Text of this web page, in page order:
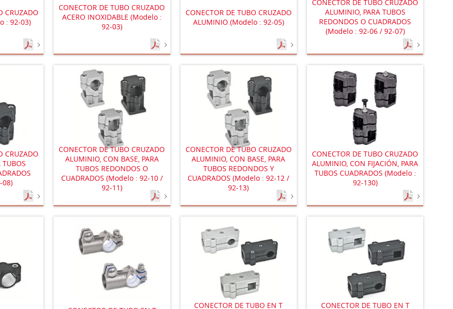
CRUZADO
: 92-03)
CONECTOR DE TUBO CRUZADO
ACERO INOXIDABLE (Modelo :
92-03)
CONECTOR DE TUBO CRUZADO
ALUMINIO (Modelo : 92-05)
CONECTOR DE TUBO CRUZADO
ALUMINIO, PARA TUBOS
REDONDOS O CUADRADOS
(Modelo : 92-06 / 92-07)
CRUZADO
08)
CONECTOR DE TUBO CRUZADO
ALUMINIO, CON BASE, PARA
TUBOS REDONDOS O
CUADRADOS (Modelo : 92-10 /
92-11)
CONECTOR DE TUBO CRUZADO
ALUMINIO, CON BASE, PARA
TUBOS REDONDOS Y
CUADRADOS (Modelo : 92-12 /
92-13)
CONECTOR DE TUBO CRUZADO
ALUMINIO, CON FIJACIÓN, PARA
TUBOS CUADRADOS (Modelo :
92-130)
CONECTOR DE TUBO EN T
CONECTOR DE TUBO EN T